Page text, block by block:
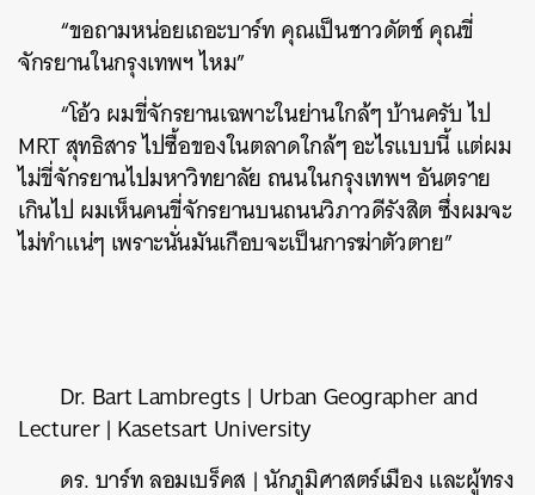
“ขอถามหน่อยเถอะบาร์ท คุณเป็นชาวดัตช์ คุณขี่
จักรยานในกรุงเทพฯ ไหม”
“โอ้ว ผมขี่จักรยานเฉพาะในย่านใกล้ๆ บ้านครับ ไป
MRT สุทธิสาร ไปซื้อของในตลาดใกล้ๆ อะไรแบบนี้ แต่ผม
ไม่ขี่จักรยานไปมหาวิทยาลัย ถนนในกรุงเทพฯ อันตราย
เกินไป ผมเห็นคนขี่จักรยานบนถนนวิภาวดีรังสิต ซึ่งผมจะ
ไม่ทำแน่ๆ เพราะนั่นมันเกือบจะเป็นการฆ่าตัวตาย”
Dr. Bart Lambregts | Urban Geographer and
Lecturer | Kasetsart University
ดร. บาร์ท ลอมเบร็คส | นักภูมิศาสตร์เมือง และผู้ทรง